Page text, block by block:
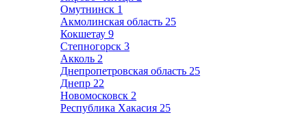
Омутнинск 1
Акмолинская область 25
Кокшетау 9
Степногорск 3
Акколь 2
Днепропетровская область 25
Днепр 22
Новомосковск 2
Республика Хакасия 25